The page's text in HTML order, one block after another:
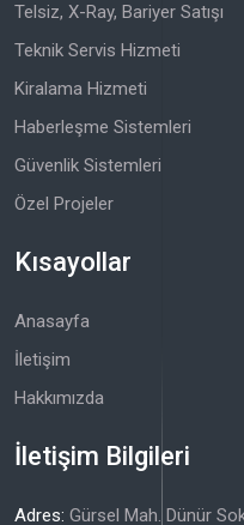
Telsiz, X-Ray, Bariyer Satışı
Teknik Servis Hizmeti
Kiralama Hizmeti
Haberleşme Sistemleri
Güvenlik Sistemleri
Özel Projeler
Kısayollar
Anasayfa
İletişim
Hakkımızda
İletişim Bilgileri
Adres: Gürsel Mah. Dünür